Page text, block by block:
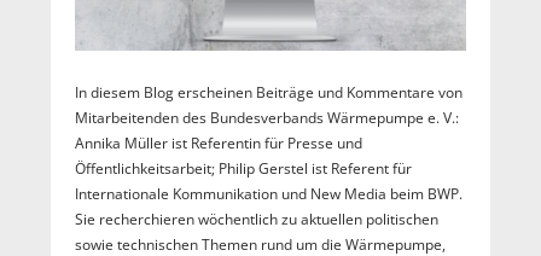
In diesem Blog erscheinen Beiträge und Kommentare von
Mitarbeitenden des Bundesverbands Wärmepumpe e. V.:
Annika Müller ist Referentin für Presse und
Öffentlichkeitsarbeit; Philip Gerstel ist Referent für
Internationale Kommunikation und New Media beim BWP.
Sie recherchieren wöchentlich zu aktuellen politischen
sowie technischen Themen rund um die Wärmepumpe,